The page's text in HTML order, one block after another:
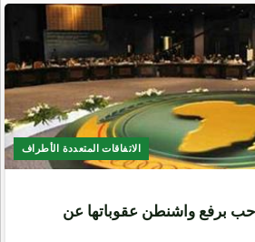
الاتفاقات المتعددة الأطراف
برفع واشنطن عقوباتها عن